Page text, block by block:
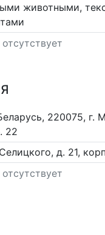
животными,
220075, г.
22
д. 21,